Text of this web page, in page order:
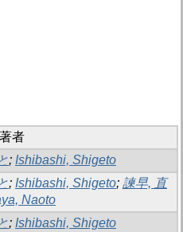
著者
; Ishibashi, Shigeto
; Ishibashi, Shigeto; 諫早, 直
Naoto
; Ishibashi, Shigeto